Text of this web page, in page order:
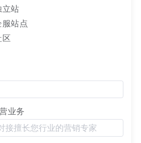
受影响，友链申请一旦通过，其内
将无法更改。
可以通过删除按钮继续删除。删
链接都将从各自站点下移除。
立站
站点
业务